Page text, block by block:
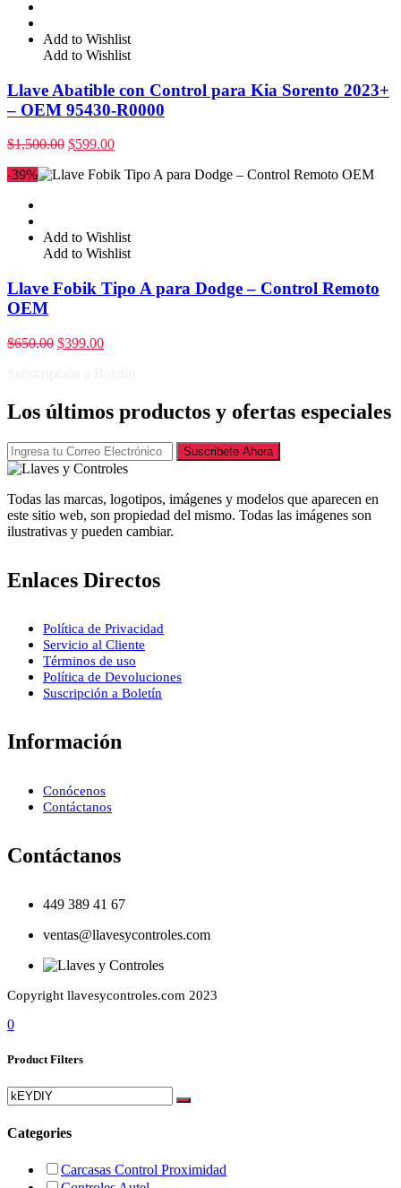
Add to Wishlist
Add to Wishlist
Llave Abatible con Control para Kia Sorento 2023+
– OEM 95430-R0000
$1,500.00 $599.00
-39%
Add to Wishlist
Add to Wishlist
Llave Fobik Tipo A para Dodge – Control Remoto
OEM
$650.00 $399.00
Los últimos productos y ofertas especiales
Suscribete Ahora
Todas las marcas, logotipos, imágenes y modelos que aparecen en
este sitio web, son propiedad del mismo. Todas las imágenes son
ilustrativas y pueden cambiar.
Enlaces Directos
Política de Privacidad
Servicio al Cliente
Términos de uso
Política de Devoluciones
Suscripción a Boletín
Información
Conócenos
Contáctanos
Contáctanos
449 389 41 67
ventas@llavesycontroles.com
Copyright llavesycontroles.com 2023
0
Product Filters
Categories
Carcasas Control Proximidad